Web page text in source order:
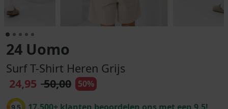
24 Uomo
Surf T-Shirt Heren Grijs
24,95 50,00 50%
9.5